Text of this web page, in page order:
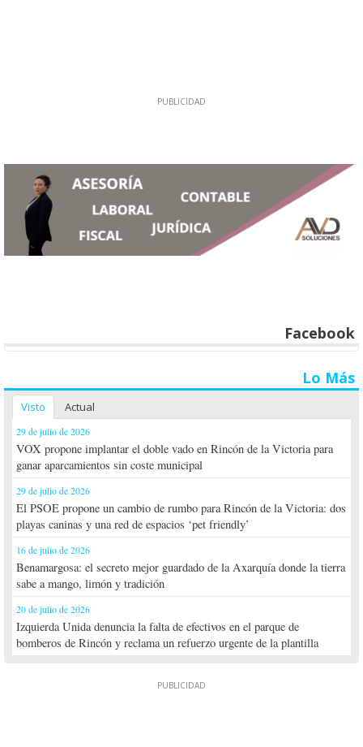
Facebook
Lo Más
Visto Actual
29 de julio de 2026
VOX propone implantar el doble vado en Rincón de la Victoria para
ganar aparcamientos sin coste municipal
29 de julio de 2026
El PSOE propone un cambio de rumbo para Rincón de la Victoria: dos
playas caninas y una red de espacios ‘pet friendly’
16 de julio de 2026
Benamargosa: el secreto mejor guardado de la Axarquía donde la tierra
sabe a mango, limón y tradición
20 de julio de 2026
Izquierda Unida denuncia la falta de efectivos en el parque de
bomberos de Rincón y reclama un refuerzo urgente de la plantilla